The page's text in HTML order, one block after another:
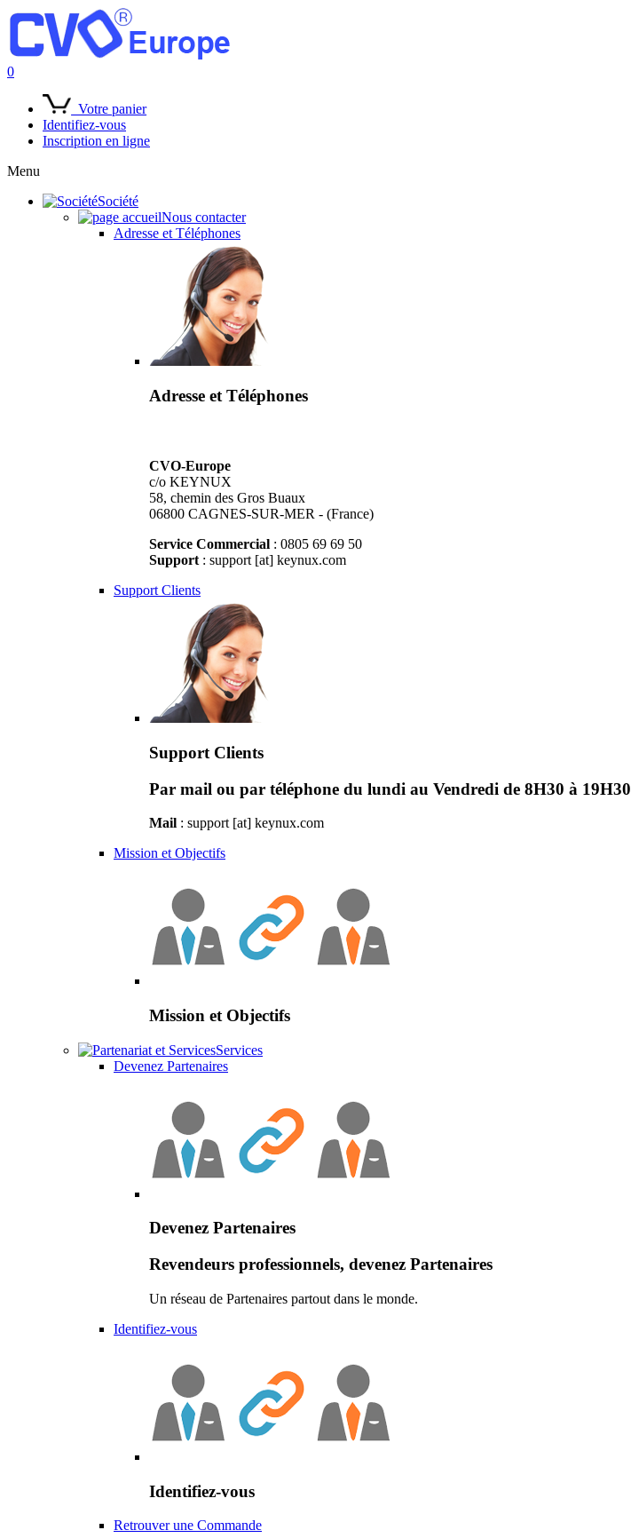
0
Votre panier
Identifiez-vous
Inscription en ligne
Menu
Société
Nous contacter
Adresse et Téléphones
Adresse et Téléphones
CVO-Europe
c/o KEYNUX
58, chemin des Gros Buaux
06800 CAGNES-SUR-MER - (France)
Service Commercial : 0805 69 69 50
Support : support [at] keynux.com
Support Clients
Support Clients
Par mail ou par téléphone du lundi au Vendredi de 8H30 à 19H30
Mail : support [at] keynux.com
Mission et Objectifs
Mission et Objectifs
Services
Devenez Partenaires
Devenez Partenaires
Revendeurs professionnels, devenez Partenaires
Un réseau de Partenaires partout dans le monde.
Identifiez-vous
Identifiez-vous
Retrouver une Commande